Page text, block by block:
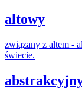
altowy
związany z altem -
świecie.